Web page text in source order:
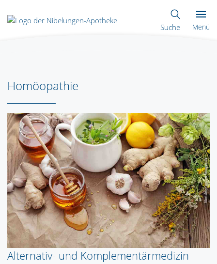
Suche Menü
Homöopathie
Alternativ- und Komplementärmedizin